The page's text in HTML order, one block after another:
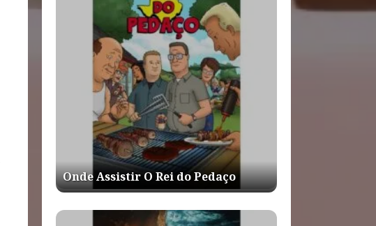
Onde Assistir O Rei do Pedaço